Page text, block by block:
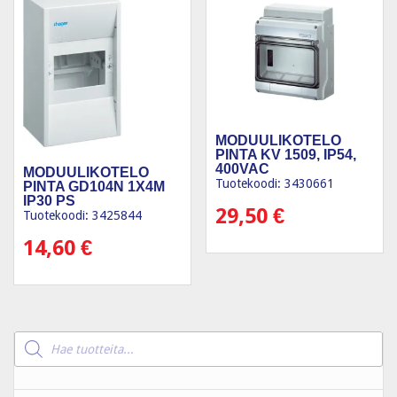
MODUULIKOTELO
PINTA GD104N 1X4M
IP30 PS
Tuotekoodi: 3425844
14,60 €
MODUULIKOTELO
PINTA KV 1509, IP54,
400VAC
Tuotekoodi: 3430661
29,50€
Products
search